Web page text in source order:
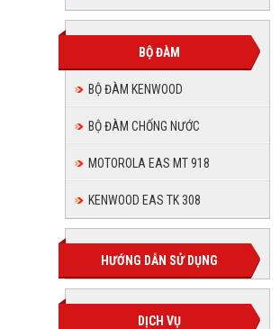
BỘ ĐÀM
BỘ ĐÀM KENWOOD
BỘ ĐÀM CHỐNG NƯỚC
MOTOROLA EAS MT 918
KENWOOD EAS TK 308
HƯỚNG DẪN SỬ DỤNG
DỊCH VỤ